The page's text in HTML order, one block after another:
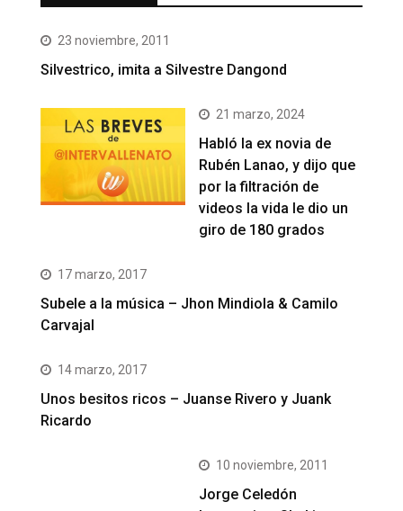
23 noviembre, 2011
Silvestrico, imita a Silvestre Dangond
21 marzo, 2024
Habló la ex novia de
Rubén Lanao, y dijo que
por la filtración de
videos la vida le dio un
giro de 180 grados
17 marzo, 2017
Subele a la música – Jhon Mindiola & Camilo
Carvajal
14 marzo, 2017
Unos besitos ricos – Juanse Rivero y Juank
Ricardo
10 noviembre, 2011
Jorge Celedón